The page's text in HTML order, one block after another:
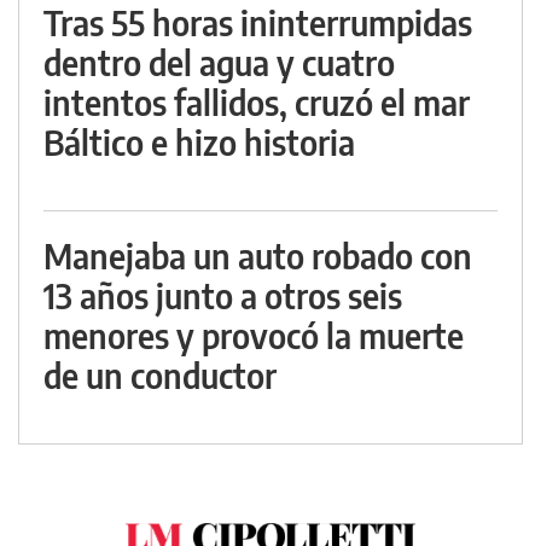
Tras 55 horas ininterrumpidas
dentro del agua y cuatro
intentos fallidos, cruzó el mar
Báltico e hizo historia
Manejaba un auto robado con
13 años junto a otros seis
menores y provocó la muerte
de un conductor